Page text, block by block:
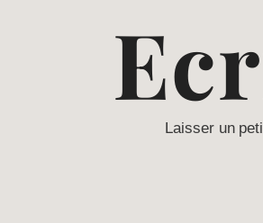
Laisser un